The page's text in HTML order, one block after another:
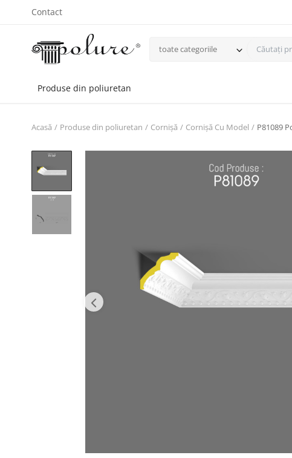
Contact
toate categoriile
Produse din poliuretan
Acasă Produse din poliuretan Cornișă Cornișă Cu Model P81089